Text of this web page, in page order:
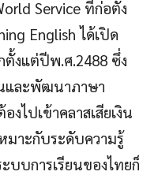
Service ที่ก่อตั้ง
English ได้เปิด
งแต่ปีพ.ศ.2488 ซึ่ง
และพัฒนาภาษา
งไปเข้าคลาสเสียเงิน
มาะกับระดับความรู้
บบการเรียนของไทยก็